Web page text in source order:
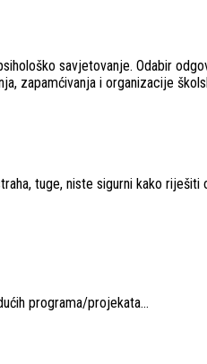
savjetovanje. Odabir
zapamćivanja i organizacije
tuge, niste sigurni kako
programa/projekata…